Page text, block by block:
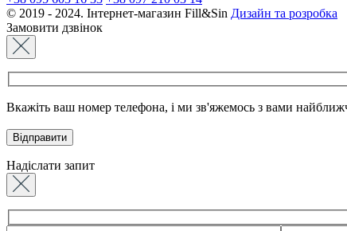
© 2019 - 2024. Інтернет-магазин Fill&Sin Дизайн та розробка
Замовити дзвінок
Вкажіть ваш номер телефона, і ми зв'яжемось з вами
Надіслати запит